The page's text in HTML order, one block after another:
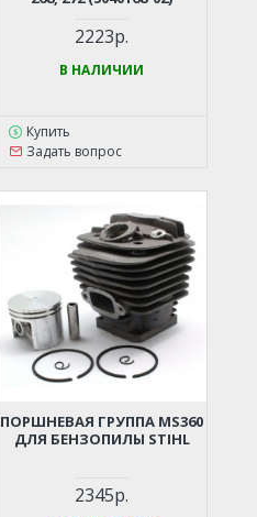
2223р.
В НАЛИЧИИ
Купить
Задать вопрос
ПОРШНЕВАЯ ГРУППА MS360
ДЛЯ БЕНЗОПИЛЫ STIHL
2345р.